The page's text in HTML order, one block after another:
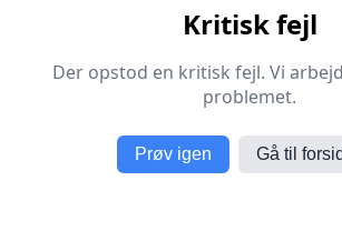
Kritisk fejl
Der opstod en kritisk fejl. Vi
problemet.
Prøv igen Gå til